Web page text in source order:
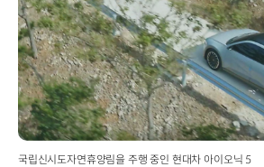
국립신시도자연휴양림을 주행 중인 현대차 아이오닉 5